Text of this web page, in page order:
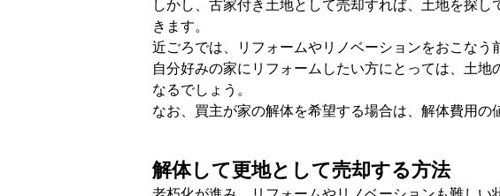
しかし、古家付き土地として売却すれば、土地を探
きます。
近ごろでは、リフォームやリノベーションをおこなう
自分好みの家にリフォームしたい方にとっては、土
なるでしょう。
なお、買主が家の解体を希望する場合は、解体費用の
解体して更地として売却する方法